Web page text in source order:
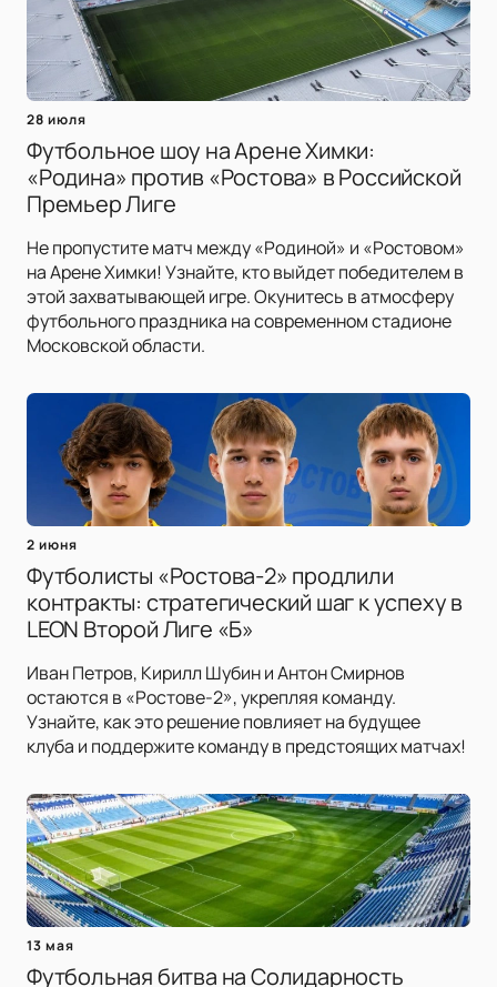
28 июля
Футбольное шоу на Арене Химки:
«Родина» против «Ростова» в Российской
Премьер Лиге
Не пропустите матч между «Родиной» и «Ростовом»
на Арене Химки! Узнайте, кто выйдет победителем в
этой захватывающей игре. Окунитесь в атмосферу
футбольного праздника на современном стадионе
Московской области.
2 июня
Футболисты «Ростова-2» продлили
контракты: стратегический шаг к успеху в
LEON Второй Лиге «Б»
Иван Петров, Кирилл Шубин и Антон Смирнов
остаются в «Ростове-2», укрепляя команду.
Узнайте, как это решение повлияет на будущее
клуба и поддержите команду в предстоящих матчах!
13 мая
Футбольная битва на Солидарность